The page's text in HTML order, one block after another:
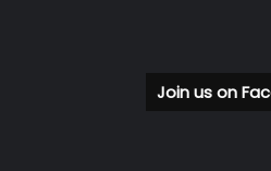
Join us on